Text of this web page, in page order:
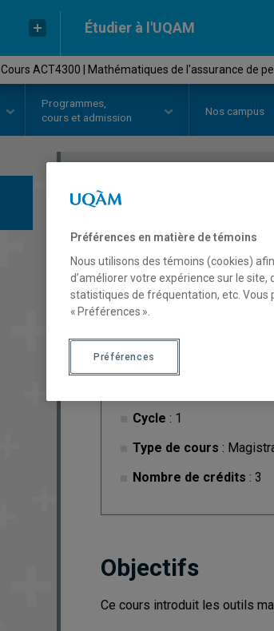
Étudier à l'UQAM
Cours ACT4300 | Mathématiques de l'assurance de
Programmes,
cours et admission
Nos campus
COURS
Description
Cycle : 1
Type de cours :
Nombre de crédits : 3
Objectifs
Ce cours introduit les outils
Préférences en matière de témoins
Nous utilisons des témoins (cookies)
d’améliorer votre expérience sur le site,
statistiques de fréquentation, etc. Vous
« Préférences ».
Préférences